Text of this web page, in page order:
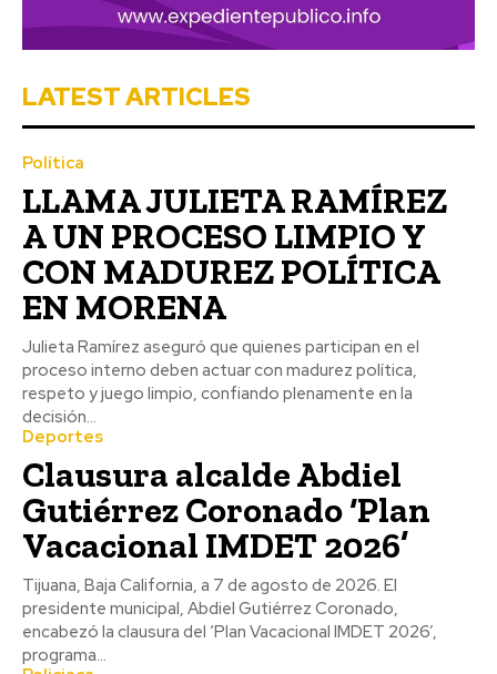
LATEST ARTICLES
Política
LLAMA JULIETA RAMÍREZ
A UN PROCESO LIMPIO Y
CON MADUREZ POLÍTICA
EN MORENA
Julieta Ramírez aseguró que quienes participan en el
proceso interno deben actuar con madurez política,
respeto y juego limpio, confiando plenamente en la
decisión...
Deportes
Clausura alcalde Abdiel
Gutiérrez Coronado ‘Plan
Vacacional IMDET 2026’
Tijuana, Baja California, a 7 de agosto de 2026. El
presidente municipal, Abdiel Gutiérrez Coronado,
encabezó la clausura del ‘Plan Vacacional IMDET 2026’,
programa...